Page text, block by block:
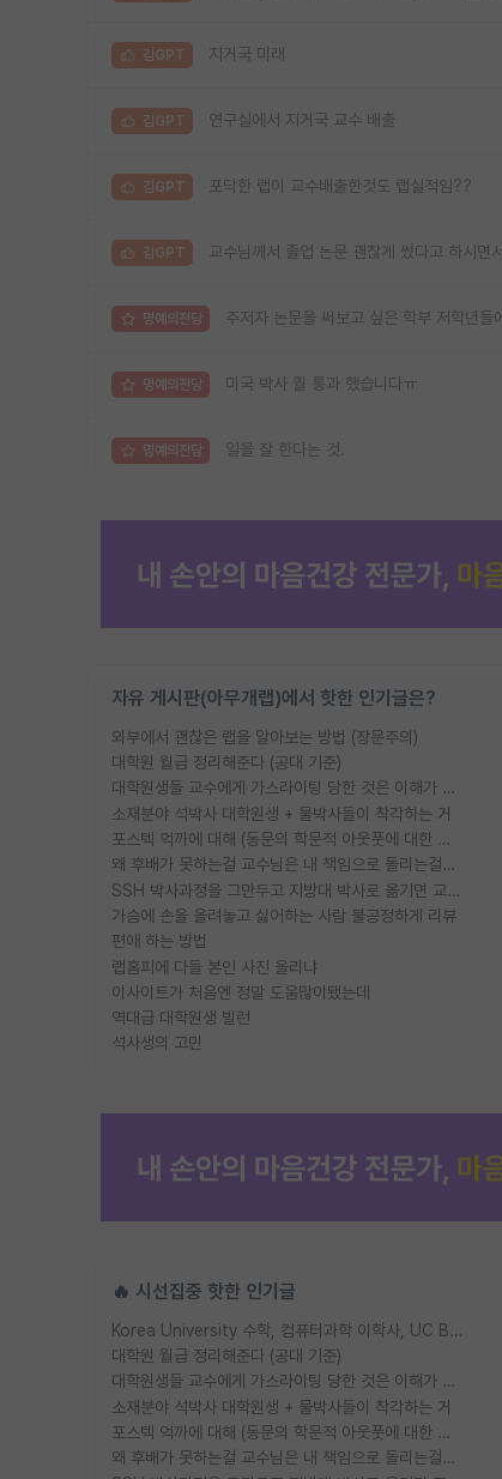
김GPT 지거국 미래
김GPT 연구실에서 지거국 교수 배출
김GPT 포닥한 랩이 교수배출한것도 랩실적임??
김GPT 교수님께서 졸업 논문 괜찮게 썼다고 하시면서
명예의전당 주저자 논문을 써보고 싶은 학부 저학년들
명예의전당 미국 박사 퀄 통과 했습니다ㅠ
명예의전당 일을 잘 한다는 것.
자유 게시판(아무개랩)에서 핫한 인기글은?
외부에서 괜찮은 랩을 알아보는 방법 (장문주의)
대학원 월급 정리해준다 (공대 기준)
대학원생들 교수에게 가스라이팅 당한 것은 이해가 갑니다. 안타깝네요.
소재분야 석박사 대학원생 + 물박사들이 착각하는 거
포스텍 억까에 대해 (동문의 학문적 아웃풋에 대한 반박)
왜 후배가 못하는걸 교수님은 내 책임으로 돌리는걸까요?
SSH 박사과정을 그만두고 지방대 박사로 옮기면 교수의 꿈은 끝일까요?
가슴에 손을 올려놓고 싫어하는 사람 불공정하게 리뷰
편애 하는 방법
랩홈피에 다들 본인 사진 올리냐
이사이트가 처음엔 정말 도움많이됐는데
역대급 대학원생 빌런
석사생의 고민
🔥 시선집중 핫한 인기글
Korea University 수학, 컴퓨터과학 이학사, UC Berkeley 산업공학 대학원 공학박사가 되는 것은 쉽지 않겠죠?
대학원 월급 정리해준다 (공대 기준)
대학원생들 교수에게 가스라이팅 당한 것은 이해가 갑니다. 안타깝네요.
소재분야 석박사 대학원생 + 물박사들이 착각하는 거
포스텍 억까에 대해 (동문의 학문적 아웃풋에 대한 반박)
왜 후배가 못하는걸 교수님은 내 책임으로 돌리는걸까요?